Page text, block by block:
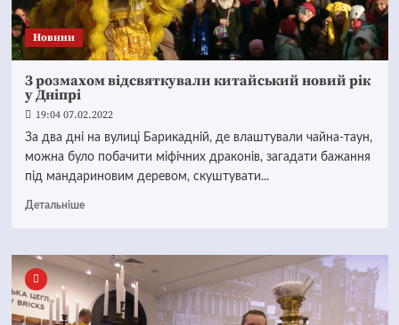
Новини
З розмахом відсвяткували китайський новий рік
у Дніпрі
19:04 07.02.2022
За два дні на вулиці Барикадній, де влаштували чайна-таун,
можна було побачити міфічних драконів, загадати бажання
під мандариновим деревом, скуштувати...
Детальніше